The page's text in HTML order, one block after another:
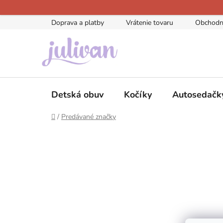
na
Doprava a platby Vrátenie tovaru
Detská obuv Kočíky
Domov
/ Predávané značky